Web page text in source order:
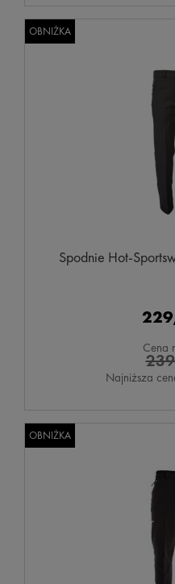
Spodnie Hot-
Cena
Najniższa
OBNIŻKA
OBNIŻKA